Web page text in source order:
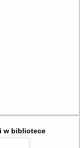
w bibliotece